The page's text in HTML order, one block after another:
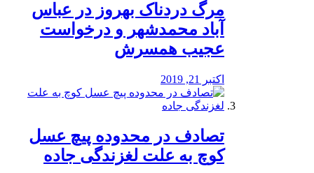
مرگ دردناک بهروز در عباس
آباد محمدشهر و درخواست
عجیب همسرش
اکتبر 21, 2019
تصادف در محدوده پیچ عسل
کوچ به علت لغزندگی جاده